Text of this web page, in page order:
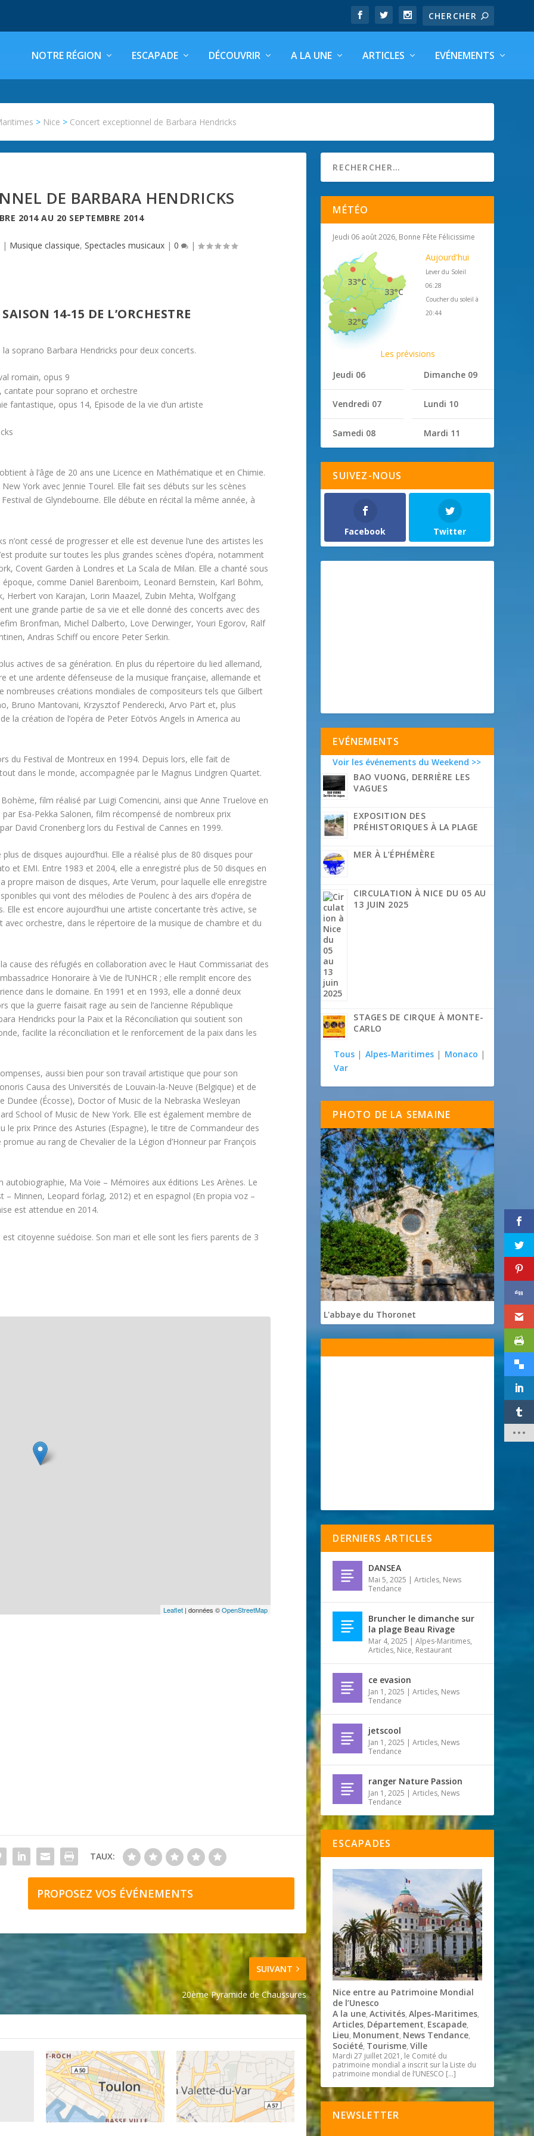
NOTRE RÉGION ESCAPADE DÉCOUVRIR A LA UNE ARTICLES EVÉNEMENTS
> Nice > Concert exceptionnel de Barbara Hendricks
DE BARBARA HENDRICKS
2014AU 20 SEPTEMBRE 2014
| Musique classique,Spectacles musicaux |0 |
14-15 DE L’ORCHESTRE
soprano Barbara Hendricks pour deux concerts.
romain, opus 9
cantate pour soprano et orchestre
fantastique, opus 14, Episode de la vie d’un artiste
à l’âge de 20 ans une Licence en Mathématique et en Chimie.
York avec Jennie Tourel. Elle fait ses débuts sur les scènes
de Glyndebourne. Elle débute en récital la même année, à
n’ont cessé de progresser et elle est devenue l’une des artistes les
produite sur toutes les plus grandes scènes d’opéra, notamment
Covent Garden à Londres et La Scala de Milan. Elle a chanté sous
comme Daniel Barenboim, Leonard Bernstein, Karl Böhm,
Herbert von Karajan, Lorin Maazel, Zubin Mehta, Wolfgang
une grande partie de sa vie et elle donné des concerts avec des
Bronfman, Michel Dalberto, Love Derwinger, Youri Egorov, Ralf
Andras Schiff ou encore Peter Serkin.
actives de sa génération. En plus du répertoire du lied allemand,
et une ardente défenseuse de la musique française, allemande et
nombreuses créations mondiales de compositeurs tels que Gilbert
Bruno Mantovani, Krzysztof Penderecki, Arvo Pärt et, plus
la création de l’opéra de Peter Eötvös Angels in America au
du Festival de Montreux en 1994. Depuis lors, elle fait de
dans le monde, accompagnée par le Magnus Lindgren Quartet.
film réalisé par Luigi Comencini, ainsi que Anne Truelove en
Esa-Pekka Salonen, film récompensé de nombreux prix
David Cronenberg lors du Festival de Cannes en 1999.
de disques aujourd’hui. Elle a réalisé plus de 80 disques pour
et EMI. Entre 1983 et 2004, elle a enregistré plus de 50 disques en
propre maison de disques, Arte Verum, pour laquelle elle enregistre
qui vont des mélodies de Poulenc à des airs d’opéra de
Elle est encore aujourd’hui une artiste concertante très active, se
orchestre, dans le répertoire de la musique de chambre et du
cause des réfugiés en collaboration avec le Haut Commissariat des
Honoraire à Vie de l’UNHCR ; elle remplit encore des
dans le domaine. En 1991 et en 1993, elle a donné deux
la guerre faisait rage au sein de l’ancienne République
Hendricks pour la Paix et la Réconciliation qui soutient son
facilite la réconciliation et le renforcement de la paix dans les
aussi bien pour son travail artistique que pour son
Causa des Universités de Louvain-la-Neuve (Belgique) et de
Dundee (Écosse), Doctor of Music de la Nebraska Wesleyan
School of Music de New York. Elle est également membre de
le prix Prince des Asturies (Espagne), le titre de Commandeur des
au rang de Chevalier de la Légion d’Honneur par François
Ma Voie – Mémoires aux éditions Les Arènes. Le
Minnen, Leopard förlag, 2012) et en espagnol (En propia voz –
est attendue en 2014.
citoyenne suédoise. Son mari et elle sont les fiers parents de 3
Leaflet | données ©OpenStreetMap
TAUX:
PROPOSEZ VOS ÉVÉNEMENTS
SUIVANT
20ème Pyramide de Chaussures
MÉTÉO
Jeudi 06 août 2026, Bonne Fête Félicissime
33°C
33°C
32°C
Aujourd'hui
Lever du Soleil
06:28
Coucher du soleil à
20:44
Les prévisions
Jeudi 06
Vendredi 07
Samedi 08
Dimanche 09
Lundi 10
Mardi 11
SUIVEZ-NOUS
Facebook Twitter
EVÉNEMENTS
Voir les événements du Weekend >>
BAO VUONG, DERRIÈRE LES
VAGUES
EXPOSITION DES
PRÉHISTORIQUES À LA PLAGE
MER À L’ÉPHÉMÈRE
CIRCULATION À NICE DU 05 AU
13 JUIN 2025
STAGES DE CIRQUE À MONTE-
CARLO
Tous | Alpes-Maritimes | Monaco |
Var
PHOTO DE LA SEMAINE
L'abbaye du Thoronet
DERNIERS ARTICLES
DANSEA
Mai 5, 2025 |Articles, News
Tendance
Bruncher le dimanche sur
la plage Beau Rivage
Mar 4, 2025 |Alpes-Maritimes,
Articles, Nice, Restaurant
ce evasion
Jan 1, 2025 |Articles, News
Tendance
jetscool
Jan 1, 2025 |Articles, News
Tendance
ranger Nature Passion
Jan 1, 2025 |Articles, News
Tendance
ESCAPADES
Nice entre au Patrimoine Mondial
de l’Unesco
A la une,Activités,Alpes-Maritimes,
Articles, Département, Escapade,
Lieu, Monument, News Tendance,
Société, Tourisme,Ville
Mardi 27 juillet 2021, le Comité du
patrimoine mondial a inscrit sur la Liste du
patrimoine mondial de l’UNESCO […]
NEWSLETTER